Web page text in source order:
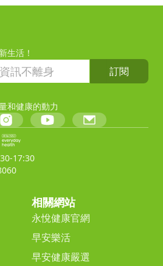
生活！
訂閱
和健康的動力
17:30
相關網站
永悅健康官網
早安樂活
早安健康嚴選